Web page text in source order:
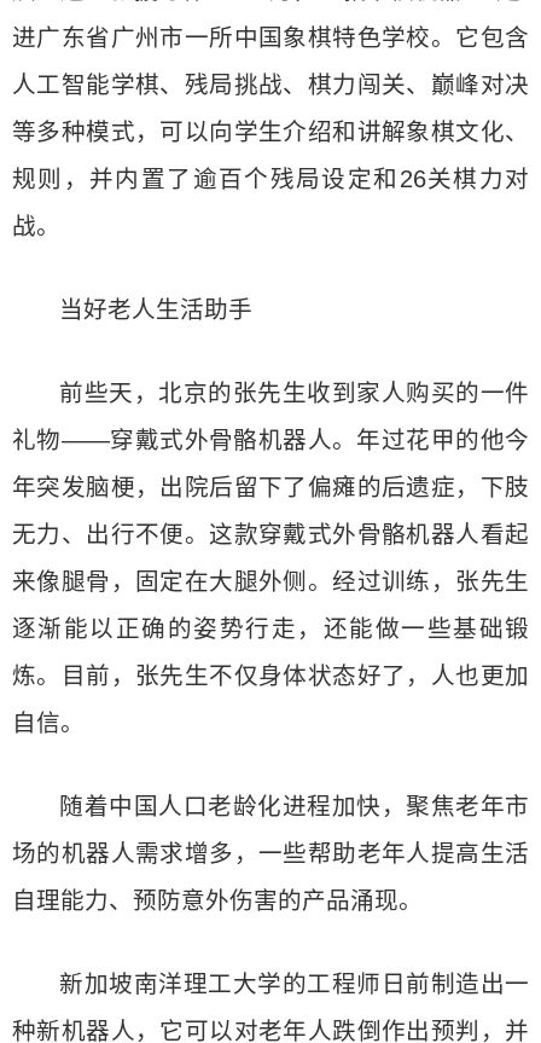
进广东省广州市一所中国象棋特色学校。它包含
人工智能学棋、残局挑战、棋力闯关、巅峰对决
等多种模式，可以向学生介绍和讲解象棋文化、
规则，并内置了逾百个残局设定和26关棋力对
战。
当好老人生活助手
前些天，北京的张先生收到家人购买的一件
礼物——穿戴式外骨骼机器人。年过花甲的他今
年突发脑梗，出院后留下了偏瘫的后遗症，下肢
无力、出行不便。这款穿戴式外骨骼机器人看起
来像腿骨，固定在大腿外侧。经过训练，张先生
逐渐能以正确的姿势行走，还能做一些基础锻
炼。目前，张先生不仅身体状态好了，人也更加
自信。
随着中国人口老龄化进程加快，聚焦老年市
场的机器人需求增多，一些帮助老年人提高生活
自理能力、预防意外伤害的产品涌现。
新加坡南洋理工大学的工程师日前制造出一
种新机器人，它可以对老年人跌倒作出预判，并